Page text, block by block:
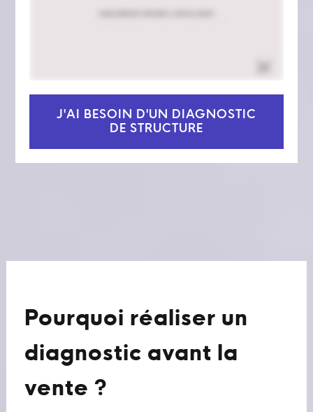
J'AI BESOIN D'UN DIAGNOSTIC
DE STRUCTURE
Pourquoi réaliser un
diagnostic avant la
vente ?